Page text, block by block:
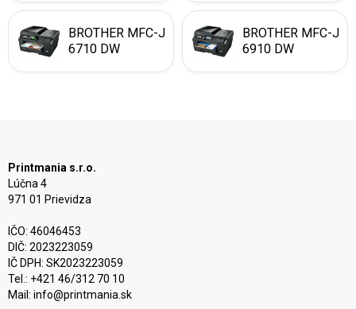
BROTHER MFC-J
6710 DW
BROTHER MFC-J
6910 DW
Printmania s.r.o.
Lúčna 4
971 01 Prievidza
IČO: 46046453
DIČ: 2023223059
IČ DPH: SK2023223059
Tel.: +421 46/312 70 10
Mail: info@printmania.sk